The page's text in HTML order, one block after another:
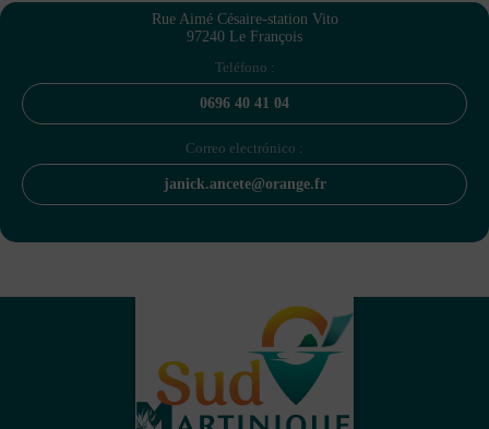
Rue Aimé Césaire-station Vito
97240 Le François
Teléfono :
0696 40 41 04
Correo electrónico :
janick.ancete@orange.fr